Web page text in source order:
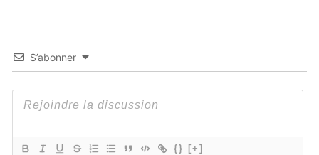
S’abonner
{} [+]